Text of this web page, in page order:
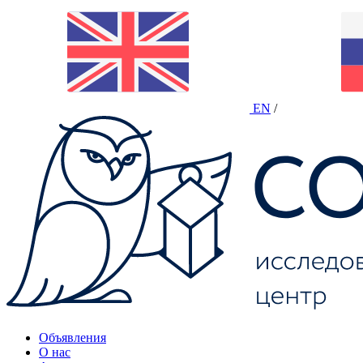
EN /
Объявления
О нас